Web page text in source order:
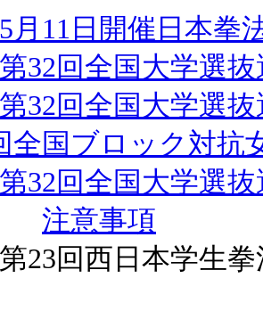
5月11日開催日本拳
第32回全国大学選
第32回全国大学選
全国ブロック対抗
第32回全国大学選
注意事項
23回西日本学生